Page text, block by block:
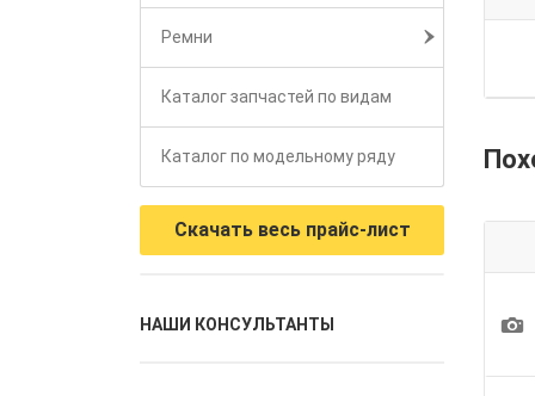
Ремни
Каталог запчастей по видам
Каталог по модельному ряду
Скачать весь прайс-лист
НАШИ КОНСУЛЬТАНТЫ 1